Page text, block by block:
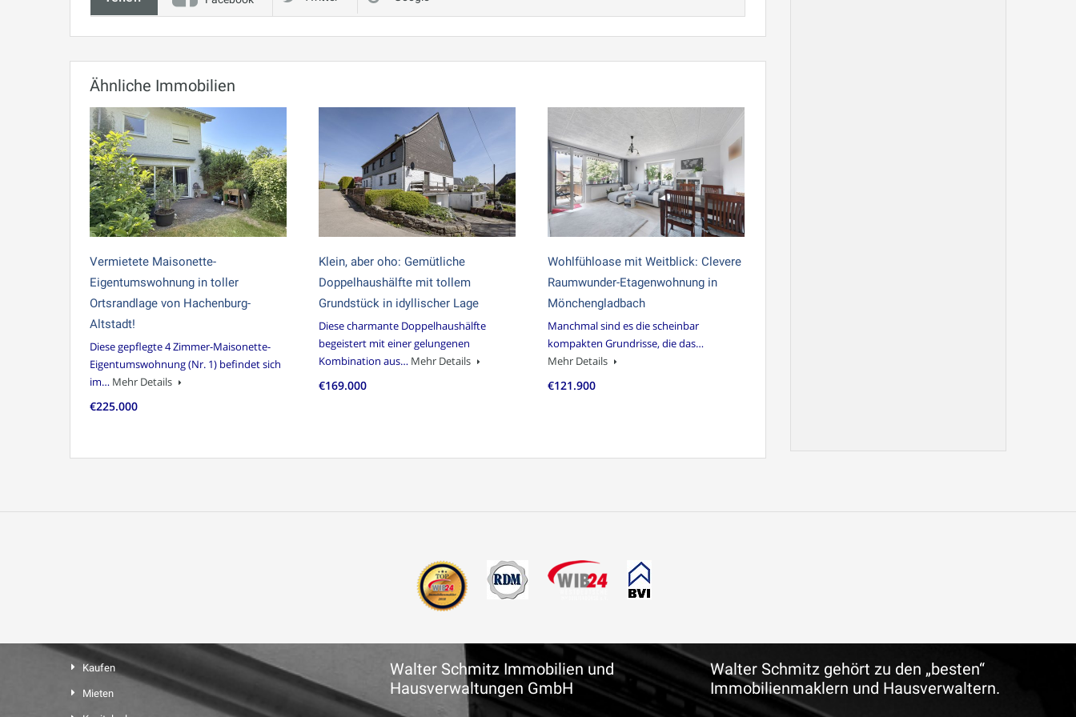
Ähnliche Immobilien
Vermietete Maisonette-
Eigentumswohnung in toller
Ortsrandlage von Hachenburg-
Altstadt!
Diese gepflegte 4 Zimmer-Maisonette-
Eigentumswohnung (Nr. 1) befindet sich
im… Mehr Details
€225.000
Klein, aber oho: Gemütliche
Doppelhaushälfte mit tollem
Grundstück in idyllischer Lage
Diese charmante Doppelhaushälfte
begeistert mit einer gelungenen
Kombination aus… Mehr Details
€169.000
Wohlfühloase mit Weitblick: Clevere
Raumwunder-Etagenwohnung in
Mönchengladbach
Manchmal sind es die scheinbar
kompakten Grundrisse, die das…
Mehr Details
€121.900
Kaufen
Mieten
Walter Schmitz Immobilien und
Hausverwaltungen GmbH
Walter Schmitz gehört zu den „besten“
Immobilienmaklern und Hausverwaltern.